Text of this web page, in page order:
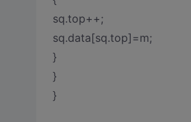
sq.top++;
sq.data[sq.top]=m;
}
}
}